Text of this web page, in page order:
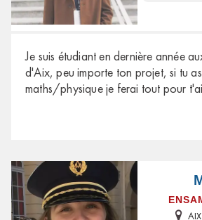
Je suis étudiant en dernière année
d'Aix, peu importe ton projet, si tu
maths/physique je ferai tout pour